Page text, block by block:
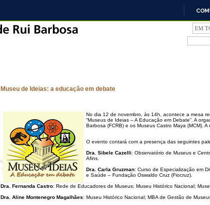
Museu de Ideias: a educação em debate
No dia 12 de novembro, às 14h, acontece a mesa
“Museus de Ideias – A Educação em Debate”. A
Barbosa (FCRB) e os Museus Castro Maya (MCM). A
O evento contará com a presença das seguintes
Dra. Sibele Cazelli: Observatório de Museus e
Afins.
Dra. Carla Gruzman: Curso de Especialização em
e Saúde – Fundação Oswaldo Cruz (Fiocruz).
Dra. Fernanda Castro: Rede de Educadores de Museus; Museu Histórico Nacional;
Dra. Aline Montenegro Magalhães: Museu Histórico Nacional; MBA de Gestão de